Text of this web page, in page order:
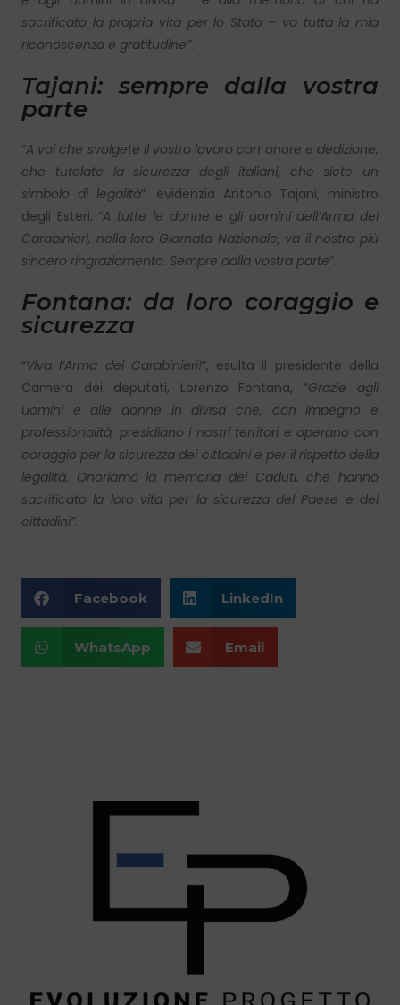
sacrificato la propria vita per lo Stato – va tutta la mia
riconoscenza e gratitudine”.
Tajani: sempre dalla vostra
parte
“A voi che svolgete il vostro lavoro con onore e dedizione,
che tutelate la sicurezza degli italiani, che siete un
simbolo di legalità”, evidenzia Antonio Tajani, ministro
degli Esteri, “A tutte le donne e gli uomini dell’Arma dei
Carabinieri, nella loro Giornata Nazionale, va il nostro più
sincero ringraziamento. Sempre dalla vostra parte“.
Fontana: da loro coraggio e
sicurezza
“Viva l’Arma dei Carabinieri!”, esulta il presidente della
Camera dei deputati, Lorenzo Fontana, “Grazie agli
uomini e alle donne in divisa che, con impegno e
professionalità, presidiano i nostri territori e operano con
coraggio per la sicurezza dei cittadini e per il rispetto della
legalità. Onoriamo la memoria dei Caduti, che hanno
sacrificato la loro vita per la sicurezza del Paese e dei
cittadini”.
Facebook LinkedIn
WhatsApp Email